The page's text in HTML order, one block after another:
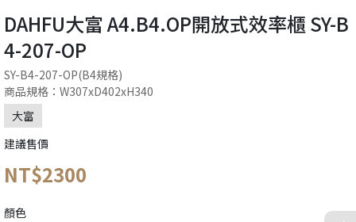
DAHFU大富 A4.B4.OP開放式效率櫃 SY-B
4-207-OP
SY-B4-207-OP(B4規格)
商品規格：W307xD402xH340
大富
建議售價
NT$2300
顏色